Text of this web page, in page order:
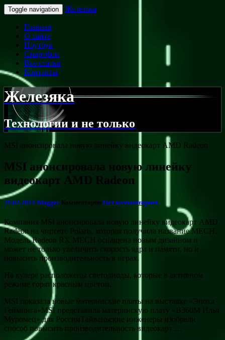
Toggle navigation Железяка
Главная
О сайте
Ноутбук
Смартфон
Все статьи
Контакты
Железяка
Технологии и не только
MSI анонсировала новую линейку видеокарт AMD Radeon
MSI анонсировала новую линейку
видеокарт AMD Radeon
25.02.2014 Blogger Комментарии Нет комментариев
Компания MSI анонсировала новую линейку видеокарт AMD
Radeon на чипсете Polaris, которая получила название MECH.
Модель Radeon RX MECH оснащена новым дизайном и
может не только увеличить скорость ядра и памяти, но и
повысить производительность в играх.
На кулере расположены светодиоды, которые в активном
режиме горят красным цветом.
MSI показала новые материнские платы на выставке «Эпоха
Гейминга»MSI представила материнскую плату «B360M Илья
Муромец» для РоссииТайваньские инженеры изобрели
способ повысить производительность видеокарт …